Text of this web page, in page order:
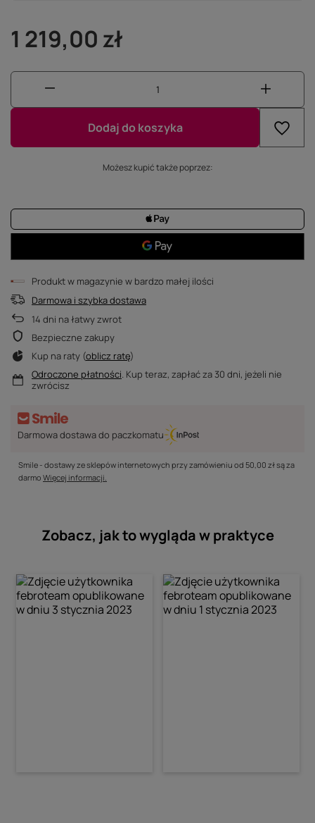
1 219,00 zł
Dodaj do koszyka
Możesz kupić także poprzez:
Produkt w magazynie w bardzo małej ilości
Darmowa i szybka dostawa
14 dni na łatwy zwrot
Bezpieczne zakupy
Kup na raty (oblicz ratę)
Odroczone płatności. Kup teraz, zapłać za 30 dni, jeżeli nie
zwrócisz
Darmowa dostawa do paczkomatu
Smile - dostawy ze sklepów internetowych przy zamówieniu od 50,00 złsą za
darmo Więcej informacji.
Zobacz, jak to wygląda w praktyce